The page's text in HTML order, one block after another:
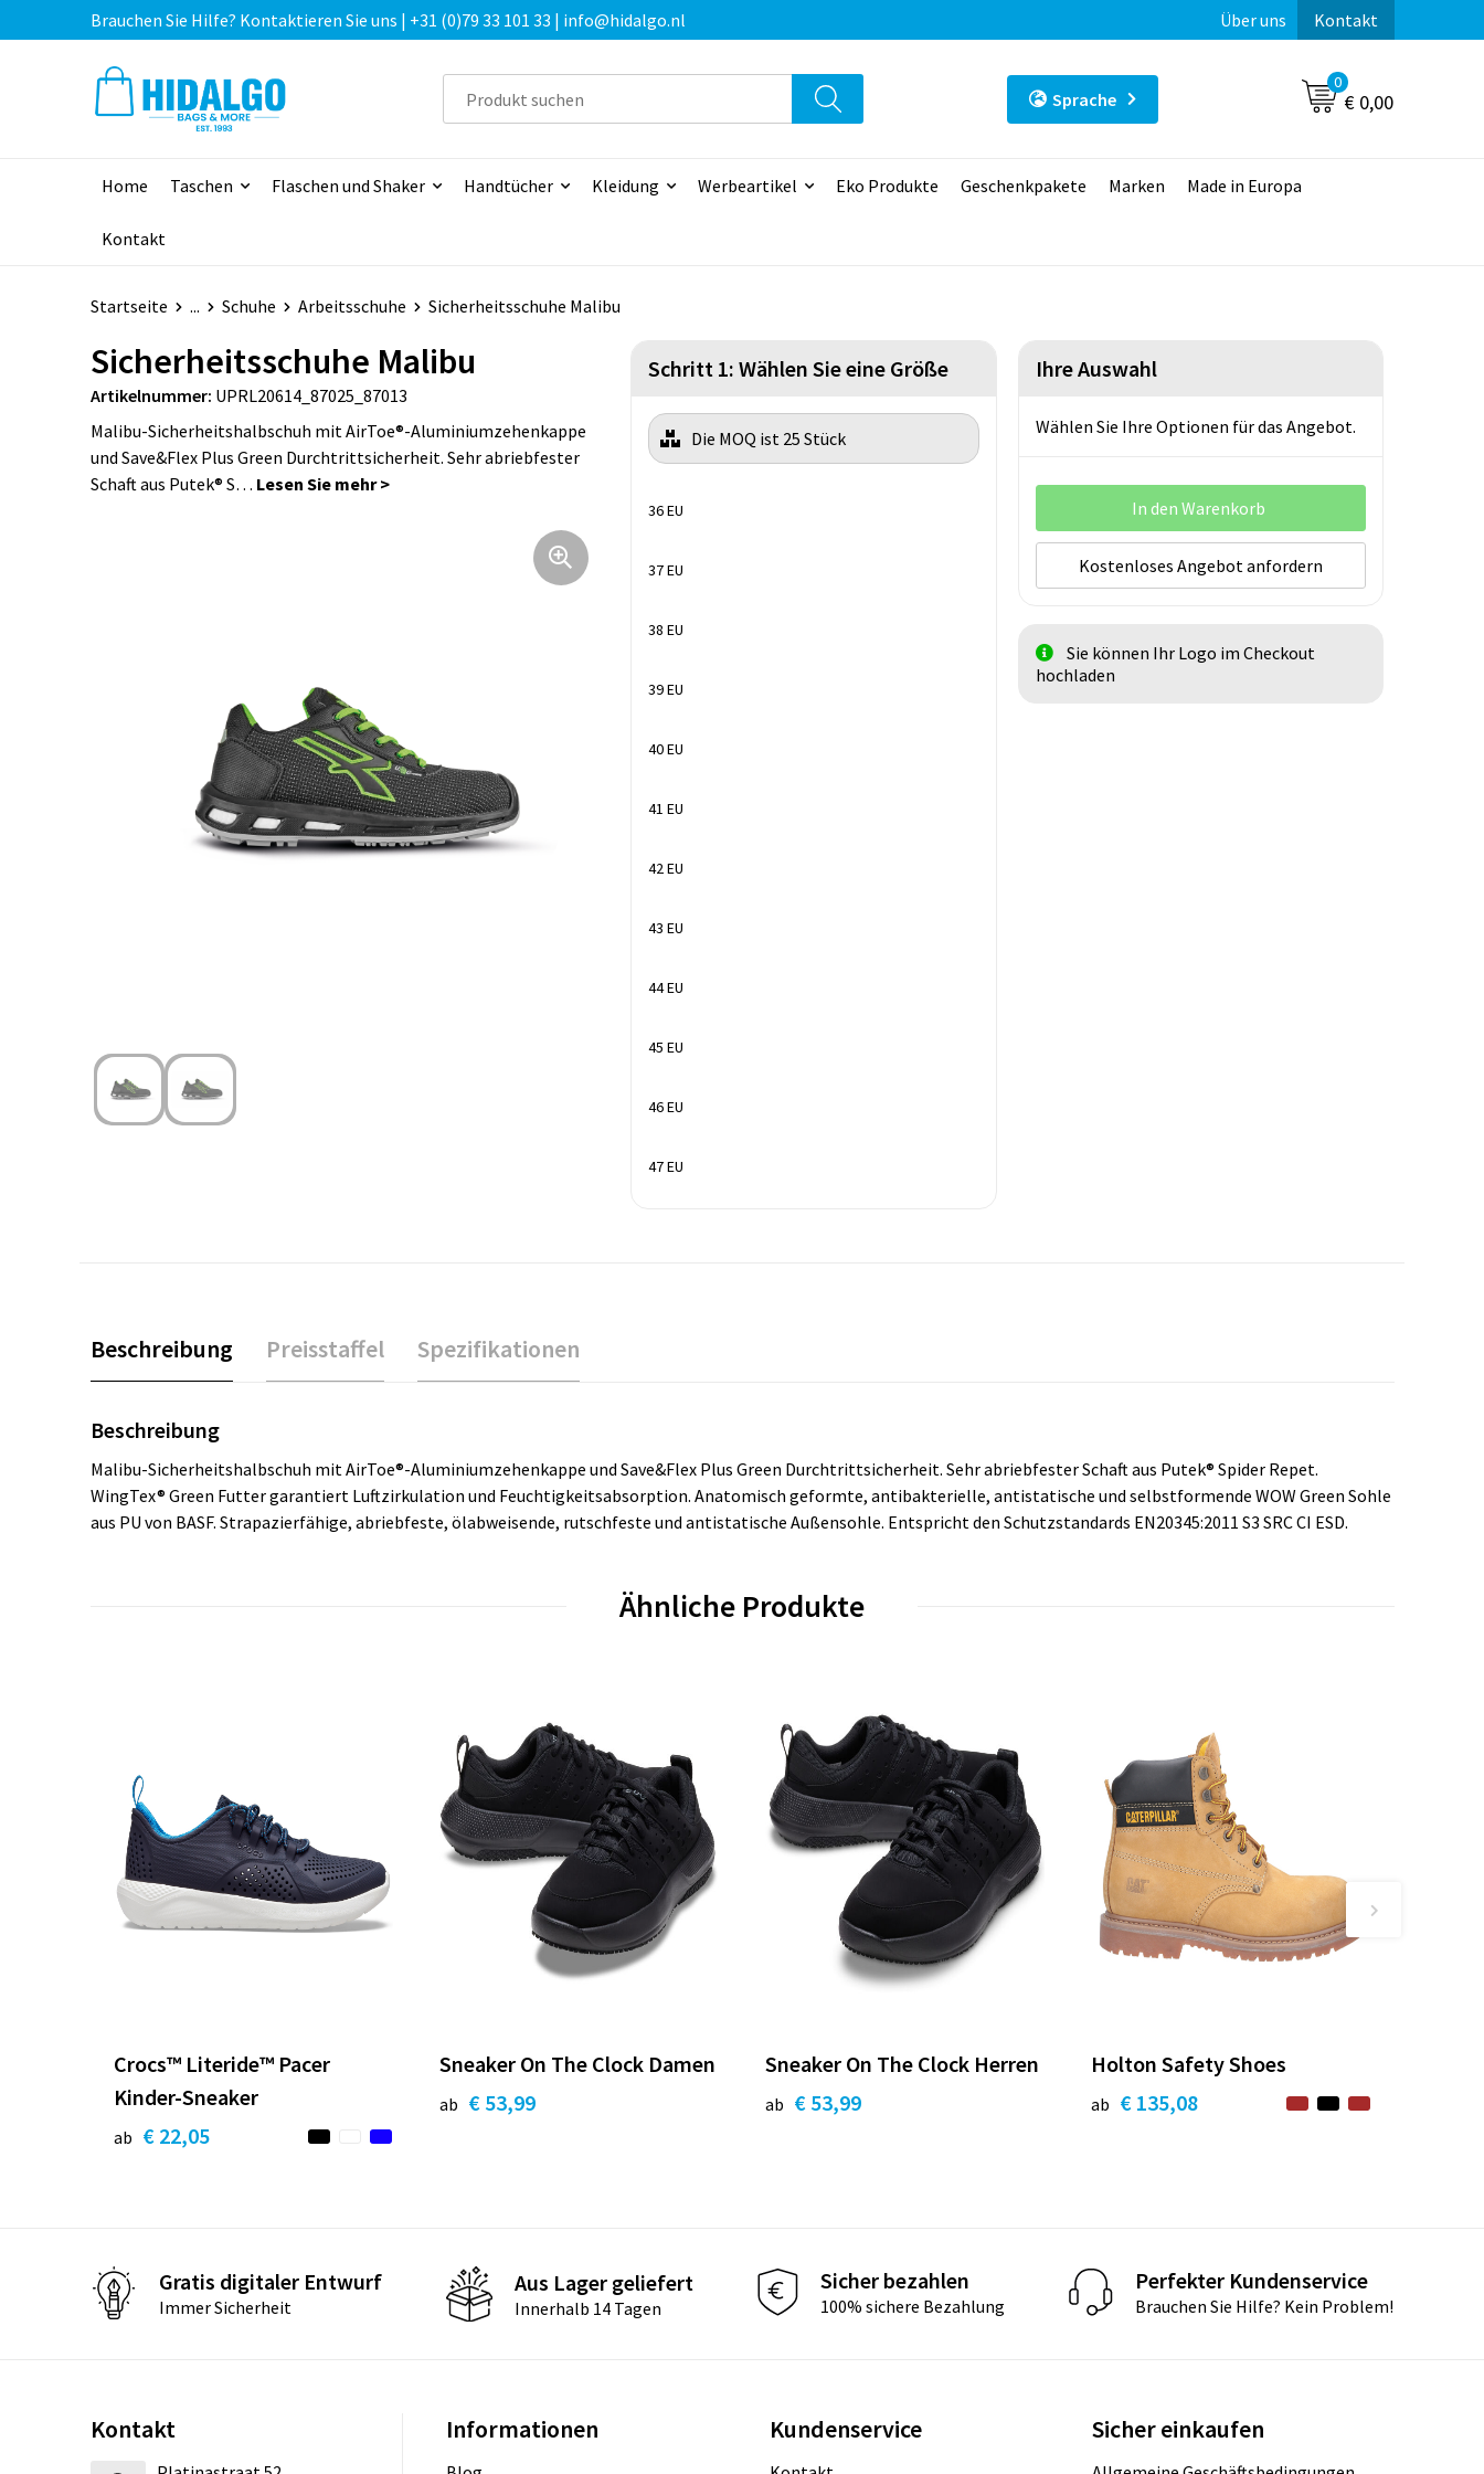
Brauchen Sie Hilfe? Kontaktieren Sie uns | +31 (0)79 33 101 33 | info@hidalgo.nl Über uns Kontakt
Sprache
0
€ 0,00
Home Taschen Flaschen und Shaker Handtücher Kleidung Werbeartikel Eko Produkte Geschenkpakete Marken Made in Europa
Kontakt
Startseite ... Schuhe Arbeitsschuhe Sicherheitsschuhe Malibu
Sicherheitsschuhe Malibu
Artikelnummer: UPRL20614_87025_87013
Malibu-Sicherheitshalbschuh mit AirToe®-Aluminiumzehenkappe
und Save&Flex Plus Green Durchtrittsicherheit. Sehr abriebfester
Schaft aus Putek® S…
Schritt 1: Wählen Sie eine Größe
Die MOQ ist 25 Stück
36 EU
37 EU
38 EU
39 EU
40 EU
41 EU
42 EU
43 EU
44 EU
45 EU
46 EU
47 EU
Ihre Auswahl
Wählen Sie Ihre Optionen für das Angebot.
In den Warenkorb
Kostenloses Angebot anfordern
Sie können Ihr Logo im Checkout
hochladen
Beschreibung Preisstaffel Spezifikationen
Beschreibung
Malibu-Sicherheitshalbschuh mit AirToe®-Aluminiumzehenkappe und Save&Flex Plus Green Durchtrittsicherheit. Sehr abriebfester Schaft aus Putek® Spider Repet.
WingTex® Green Futter garantiert Luftzirkulation und Feuchtigkeitsabsorption. Anatomisch geformte, antibakterielle, antistatische und selbstformende WOW Green Sohle
aus PU von BASF. Strapazierfähige, abriebfeste, ölabweisende, rutschfeste und antistatische Außensohle. Entspricht den Schutzstandards EN20345:2011 S3 SRC CI ESD.
Ähnliche Produkte
Crocs™ Literide™ Pacer
Kinder-Sneaker
ab € 22,05
Sneaker On The Clock Damen
ab € 53,99
Sneaker On The Clock Herren
ab € 53,99
Holton Safety Shoes
ab € 135,08
Gratis digitaler Entwurf
Immer Sicherheit
Aus Lager geliefert
Innerhalb 14 Tagen
Sicher bezahlen
100% sichere Bezahlung
Perfekter Kundenservice
Brauchen Sie Hilfe? Kein Problem!
Kontakt Informationen Kundenservice Sicher einkaufen